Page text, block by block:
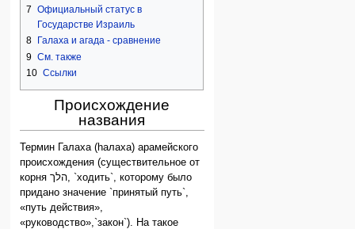
7 Официальный статус в
Государстве Израиль
8
Галаха и агада - сравнение
9 См. также
10 Ссылки
Происхождение
названия
Термин Галаха (hалаха) арамейского
происхождения (существительное от
корня הלך, `ходить`, которому было
придано значение `принятый путь`,
«путь действия»,
«руководство»,`закон`). На такое